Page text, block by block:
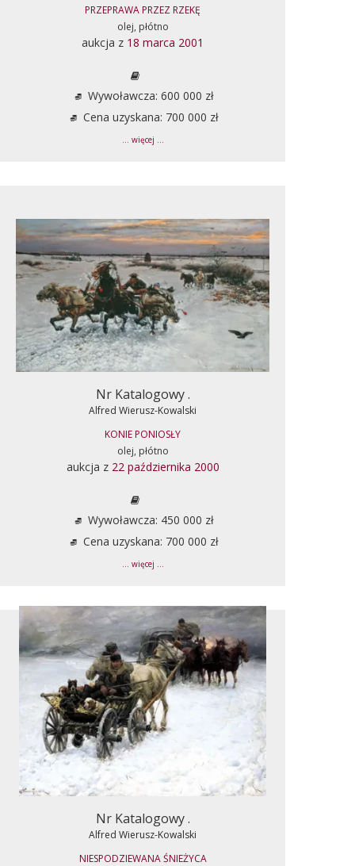
PRZEPRAWA PRZEZ RZEKĘ
olej, płótno
aukcja z 18 marca 2001
Wywoławcza: 600 000 zł
Cena uzyskana: 700 000 zł
... więcej ...
Nr Katalogowy .
Alfred Wierusz-Kowalski
KONIE PONIOSŁY
olej, płótno
aukcja z 22 października 2000
Wywoławcza: 450 000 zł
Cena uzyskana: 700 000 zł
... więcej ...
Nr Katalogowy .
Alfred Wierusz-Kowalski
NIESPODZIEWANA ŚNIEŻYCA